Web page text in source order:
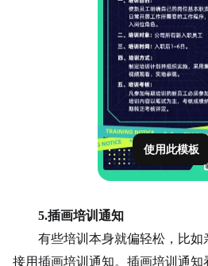
使用此模板
5.插画培训通知
有些培训本身就偏轻松，比如
接用插画培训通知。插画培训通